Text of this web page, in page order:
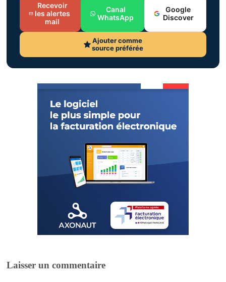
Recevoir
les alertes
mail
Canal
WhatsApp
Google
Discover
Ajouter comme
source préférée
Laisser un commentaire